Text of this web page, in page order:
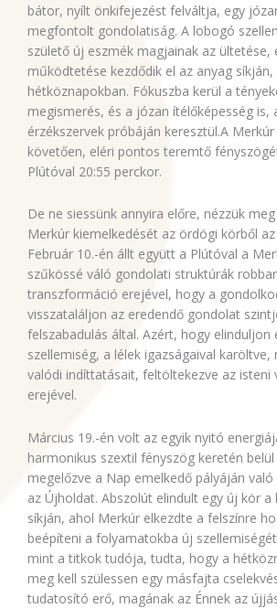
bátor, nyílt önkifejezést felváltja, egy
megfontolt gondolatiság. A lobogó
születő új eszmék magjainak az ültetése,
működtetése kezdődik el az anyag síkján,
hétköznapokban. Fókuszba kerül a
megismerés, és a józan ítélőképesség is,
érzékszervek próbáján keresztül.A
követően, eléri pontos teremtő
Plútóval 20:55 perckor.
De ne siessünk annyira előre, nézzük
Merkúr kiemelkedését az ördögi körből az
Február 10.-én állt együtt a Plútóval a
szűkössé váló gondolati struktúrák
transzformáció erejével, hogy a
visszataláljon az eredendő gondolat
felszabadulás által. Azért, hogy elinduljon
szellemiség, a lélek igazságaival karöltve,
valódi indíttatásait, feltöltekezve az isteni
erejével.
Március 19.-én volt az egyik nyitó
harmonikus szextil fényszög keretén
megelőzve a Nap emelkedő pályáján
az Újholdat. Abszolút elindult egy új kör
síkján, ahol Merkúr elkezdte a felszínre
beépíteni a folyamatokba új
mint a titkok tudója, tudta, hogy a
meg kell szülessen egy másfajta
tudatosító erő, magának az Énnek az